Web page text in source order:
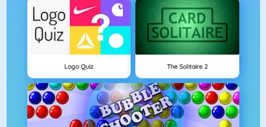
Logo Quiz The Solitaire 2